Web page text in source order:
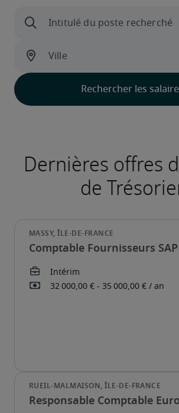
Comptable Fournisseurs SAP
Responsable Comptable